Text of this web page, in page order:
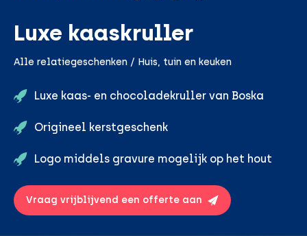
Luxe kaaskruller
Alle relatiegeschenken / Huis, tuin en keuken
Luxe kaas- en chocoladekruller van Boska
Origineel kerstgeschenk
Logo middels gravure mogelijk op het hout
Vraag vrijblijvend een offerte aan